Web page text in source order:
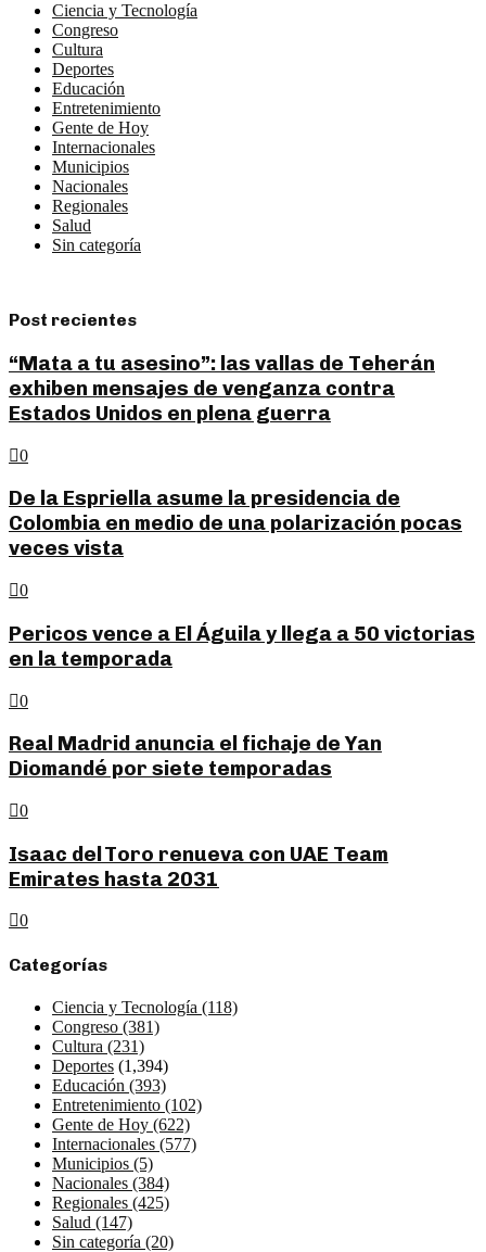
Ciencia y Tecnología
Congreso
Cultura
Deportes
Educación
Entretenimiento
Gente de Hoy
Internacionales
Municipios
Nacionales
Regionales
Salud
Sin categoría
Post recientes
“Mata a tu asesino”: las vallas de Teherán
exhiben mensajes de venganza contra
Estados Unidos en plena guerra
0
De la Espriella asume la presidencia de
Colombia en medio de una polarización pocas
veces vista
0
Pericos vence a El Águila y llega a 50 victorias
en la temporada
0
Real Madrid anuncia el fichaje de Yan
Diomandé por siete temporadas
0
Isaac del Toro renueva con UAE Team
Emirates hasta 2031
0
Categorías
Ciencia y Tecnología (118)
Congreso (381)
Cultura (231)
Deportes (1,394)
Educación (393)
Entretenimiento (102)
Gente de Hoy (622)
Internacionales (577)
Municipios (5)
Nacionales (384)
Regionales (425)
Salud (147)
Sin categoría (20)